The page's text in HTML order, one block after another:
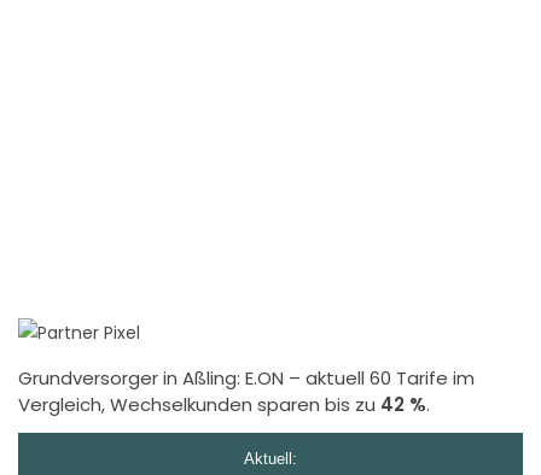
Grundversorger in Aßling: E.ON – aktuell 60 Tarife im
Vergleich, Wechselkunden sparen bis zu 42 %.
Aktuell: